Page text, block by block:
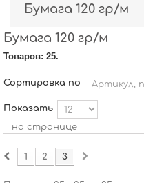
Бумага 120 гр/м
Бумага 120 гр/м
Товаров: 25.
Сортировка по
Показать
на странице
1 2 3